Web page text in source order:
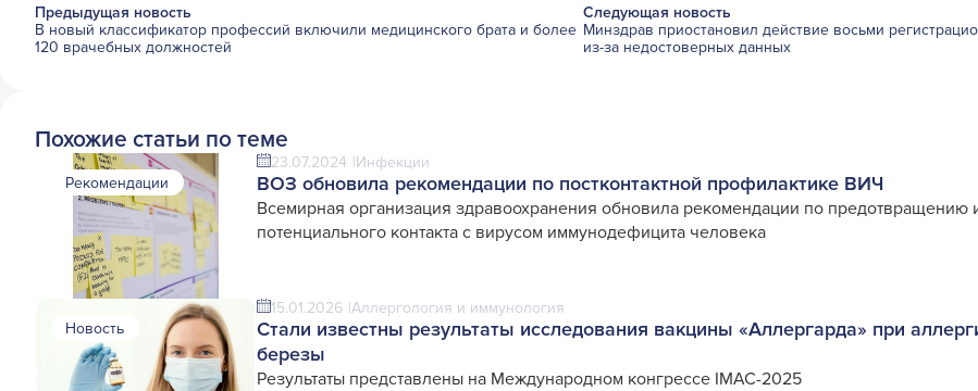
Предыдущая новость
В новый классификатор профессий включили медицинского брата и более
120 врачебных должностей
Следующая новость
Минздрав приостановил действие восьми
из-за недостоверных данных
Похожие статьи по теме
Рекомендации
23.07.2024 Инфекции
ВОЗ обновила рекомендации по постконтактной профилактике ВИЧ
Всемирная организация здравоохранения обновила рекомендации по
потенциального контакта с вирусом иммунодефицита человека
Новость
15.01.2026 Аллергология и иммунология
Стали известны результаты исследования вакцины «Аллергарда» при
березы
Результаты представлены на Международном конгрессе IMAC-2025